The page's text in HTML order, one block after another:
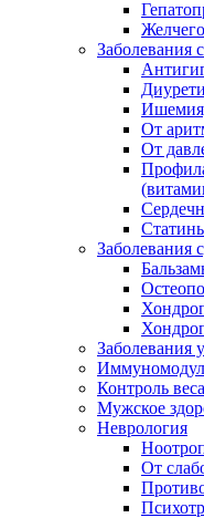
Заболевания
От
От
Заболевания
Заболевания
Контроль веса
Мужское
Неврология
От